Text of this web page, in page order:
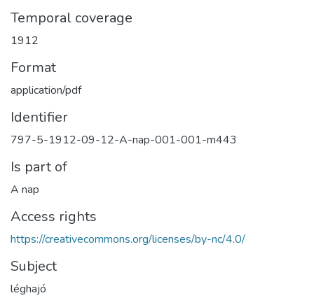
Temporal coverage
1912
Format
application/pdf
Identifier
797-5-1912-09-12-A-nap-001-001-m443
Is part of
A nap
Access rights
https://creativecommons.org/licenses/by-nc/4.0/
Subject
léghajó